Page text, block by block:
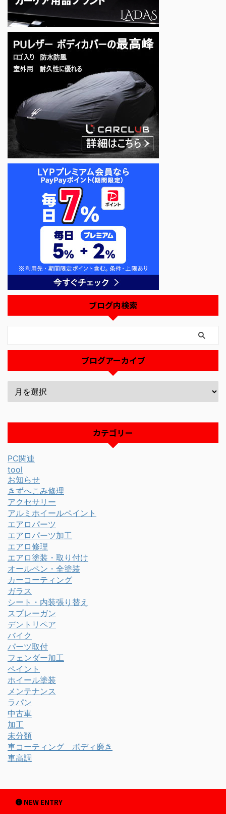
ブログ内検索
ブログアーカイブ
カテゴリー
PC関連
tool
お知らせ
きずへこみ修理
アクセサリー
アルミホイールペイント
エアロパーツ
エアロパーツ加工
エアロ修理
エアロ塗装・取り付け
オールペン・全塗装
カーコーティング
ガラス
シート・内装張り替え
スプレーガン
デントリペア
バイク
パーツ取付
フェンダー加工
ペイント
ホイール塗装
メンテナンス
ラパン
中古車
加工
未分類
車コーティング ボディ磨き
車高調
NEW ENTRY